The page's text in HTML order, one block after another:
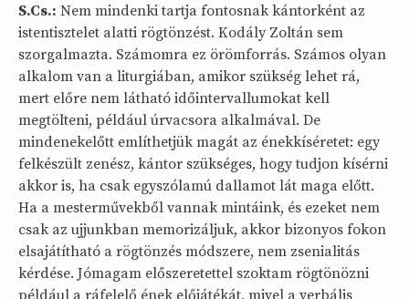
S.Cs.: Nem mindenki tartja fontosnak kántorként az
istentisztelet alatti rögtönzést. Kodály Zoltán sem
szorgalmazta. Számomra ez örömforrás. Számos olyan
alkalom van a liturgiában, amikor szükség lehet rá,
mert előre nem látható időintervallumokat kell
megtölteni, például úrvacsora alkalmával. De
mindenekelőtt említhetjük magát az énekkíséretet: egy
felkészült zenész, kántor szükséges, hogy tudjon kísérni
akkor is, ha csak egyszólamú dallamot lát maga előtt.
Ha a mesterművekből vannak mintáink, és ezeket nem
csak az ujjunkban memorizáljuk, akkor bizonyos fokon
elsajátítható a rögtönzés módszere, nem zsenialitás
kérdése. Jómagam előszeretettel szoktam rögtönözni
például a ráfelelő ének előjátékát, mivel a verbális